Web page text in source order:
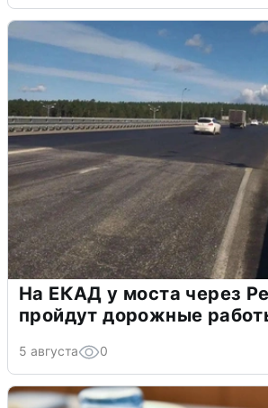
На ЕКАД у моста через
пройдут дорожные
5 августа 0